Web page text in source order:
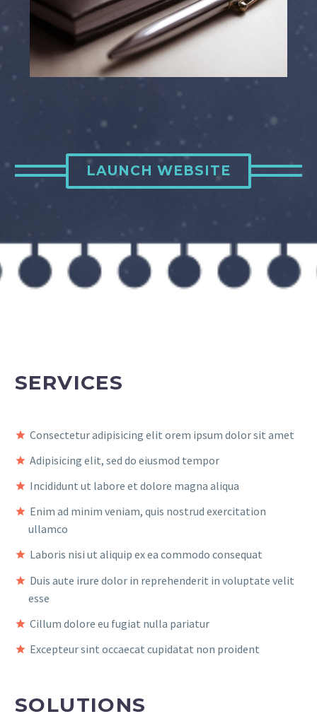
LAUNCH WEBSITE
SERVICES
Consectetur adipisicing elit orem ipsum dolor sit amet
Adipisicing elit, sed do eiusmod tempor
Incididunt ut labore et dolore magna aliqua
Enim ad minim veniam, quis nostrud exercitation
ullamco
Laboris nisi ut aliquip ex ea commodo consequat
Duis aute irure dolor in reprehenderit in voluptate velit
esse
Cillum dolore eu fugiat nulla pariatur
Excepteur sint occaecat cupidatat non proident
SOLUTIONS